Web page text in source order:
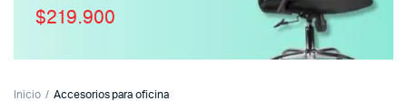
$219.900
Inicio Accesorios para oficina